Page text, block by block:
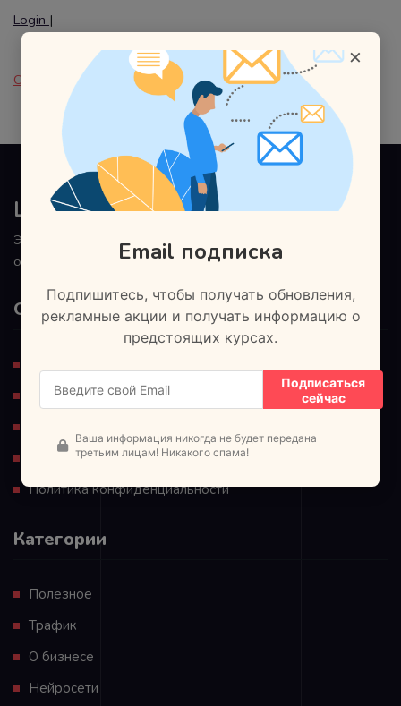
Login |
Create new user
Land Lead
Этому не обучают в школах и институтах. Наш подход к
обучению основан на практической направленности.
Ознакомьтесь
Блог
Обучающие материалы
Политика конфиденциальности
Категории
Полезное
Трафик
О бизнесе
Нейросети
×
Email подписка
Подпишитесь, чтобы получать обновления,
рекламные акции и получать информацию о
предстоящих курсах.
Подписаться
сейчас
Ваша информация никогда не будет передана
третьим лицам! Никакого спама!